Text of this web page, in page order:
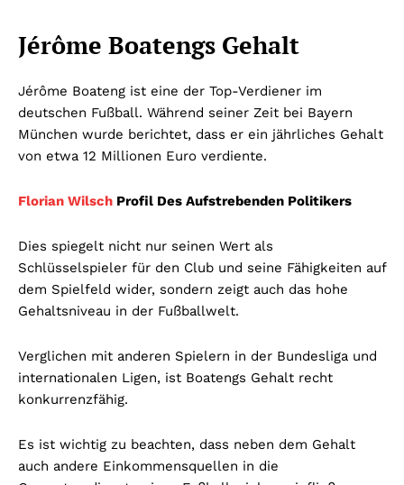
Jérôme Boatengs Gehalt
Jérôme Boateng ist eine der Top-Verdiener im
deutschen Fußball. Während seiner Zeit bei Bayern
München wurde berichtet, dass er ein jährliches Gehalt
von etwa 12 Millionen Euro verdiente.
Florian Wilsch Profil Des Aufstrebenden Politikers
Dies spiegelt nicht nur seinen Wert als
Schlüsselspieler für den Club und seine Fähigkeiten auf
dem Spielfeld wider, sondern zeigt auch das hohe
Gehaltsniveau in der Fußballwelt.
Verglichen mit anderen Spielern in der Bundesliga und
internationalen Ligen, ist Boatengs Gehalt recht
konkurrenzfähig.
Es ist wichtig zu beachten, dass neben dem Gehalt
auch andere Einkommensquellen in die